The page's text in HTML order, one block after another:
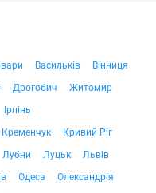
Васильків
Вінниця
Дрогобич
Житомир
Ірпінь
Кременчук
Кривий Ріг
Лубни Луцьк
Львів
Одеса
Олександрія